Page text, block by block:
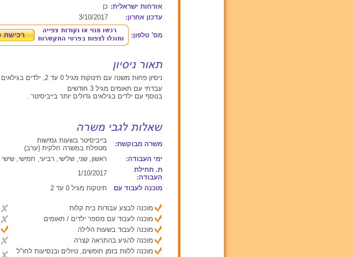
אזרחות ישראלית: כן
עדכון אחרון:
3/10/2017
מס' טלפון:
ניסיון פחות משנה עם תינוקות מגיל 0 עד 2, ילדים בגילאים בין 2 ל 6, ילדים מעל גיל 6
עבדתי עם תאומים מגיל 3 חודשים
בנוסף עם ילדים בגילאים גדולים יותר בייביסיטר .
משרה מבוקשת:
בייביסיטר בשעות גמישות
מטפלת במשרה חלקית (ערב)
ימי העבודה:
ראשון, שני, שלישי, רביעי, חמישי, שישי
ת. תחילת
העבודה:
1/10/2017
מוכנה לעבוד עם
תינוקות מגיל 0 עד 2
מוכנה לבצע עבודות בית קלות
מוכנה לעבוד עם מספר ילדים / תאומים
מוכנה לעבוד בשעות הלילה
מוכנה להגיע בהתראה קצרה
מוכנה ללוות בזמן חופשים, טיולים ובנסיעות לחו"ל